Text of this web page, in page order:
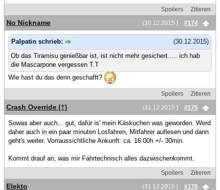
Spoilers
Zitieren
(30.12.2015 )
#174
No Nickname
(30.12.2015)
Palpatin schrieb:
Ob das Tiramisu genießbar ist, ist nicht mehr gesichert..... ich hab
die Mascarpone vergessen T.T
Wie hast du das denn geschafft?
Spoilers
Zitieren
(31.12.2015 )
#175
Crash Override (†)
Sowas aber auch... gut, dafür is' mein Käskuchen was geworden. Werd
daher auch in ein paar minuten Losfahren, Mitfahrer auflesen und dann
geht's weiter. Vorraussichtliche Ankunft: ca. 16:00h +/- 30min.
Kommt drauf an, was mir Fahrtechnisch alles dazwischenkommt.
Spoilers
Zitieren
(31.12.2015 )
#176
Elekto